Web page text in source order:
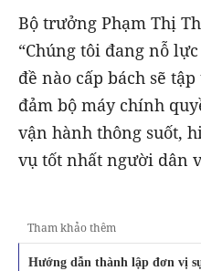
Bộ trưởng Phạm Thị
“Chúng tôi đang nỗ
đề nào cấp bách sẽ
đảm bộ máy chính
vận hành thông suốt,
vụ tốt nhất người dân
Tham khảo thêm
Hướng dẫn thành lập đơn vị